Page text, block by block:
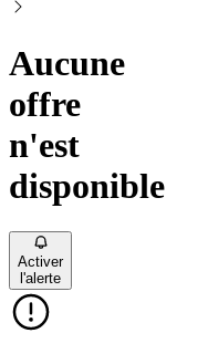
Aucune
offre
n'est
disponible
Activer
l'alerte